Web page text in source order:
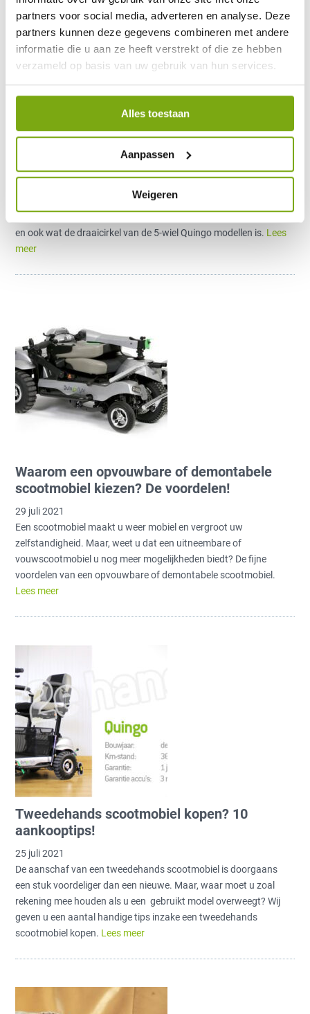
partners voor social media, adverteren en analyse. Deze
partners kunnen deze gegevens combineren met andere
informatie die u aan ze heeft verstrekt of die ze hebben
verzameld op basis van uw gebruik van hun services.
Alles toestaan
Aanpassen
Weigeren
Wat is de draaicirkel van een scootmobiel?
19 augustus 2021
Heeft u plannen om een scootmobiel te kopen? Dan is het handig
te weten wat de draaicirkel van het elektrische voertuig is. Want,
er makkelijk mee manoeuvreert in kleine ruimtes. In dit blog meer
en ook wat de draaicirkel van de 5-wiel Quingo modellen is. Lees
meer
Waarom een opvouwbare of demontabele
scootmobiel kiezen? De voordelen!
29 juli 2021
Een scootmobiel maakt u weer mobiel en vergroot uw
zelfstandigheid. Maar, weet u dat een uitneembare of
vouwscootmobiel u nog meer mogelijkheden biedt? De fijne
voordelen van een opvouwbare of demontabele scootmobiel.
Lees meer
Tweedehands scootmobiel kopen? 10
aankooptips!
25 juli 2021
De aanschaf van een tweedehands scootmobiel is doorgaans
een stuk voordeliger dan een nieuwe. Maar, waar moet u zoal
rekening mee houden als u een gebruikt model overweegt? Wij
geven u een aantal handige tips inzake een tweedehands
scootmobiel kopen. Lees meer